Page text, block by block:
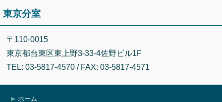
東京分室
〒110-0015
東京都台東区東上野3-33-4佐野ビル1F
TEL: 03-5817-4570 / FAX: 03-5817-4571
ホーム